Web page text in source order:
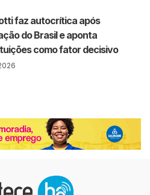
faz autocrítica após
do Brasil e aponta
como fator decisivo